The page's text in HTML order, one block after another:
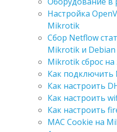
Настройка
Mikrotik
Сбор Netflow
Mikrotik и Debian
Mikrotik сброс на
Как подключить
Как настроить
Как настроить
Как настроить
MAC Cookie на